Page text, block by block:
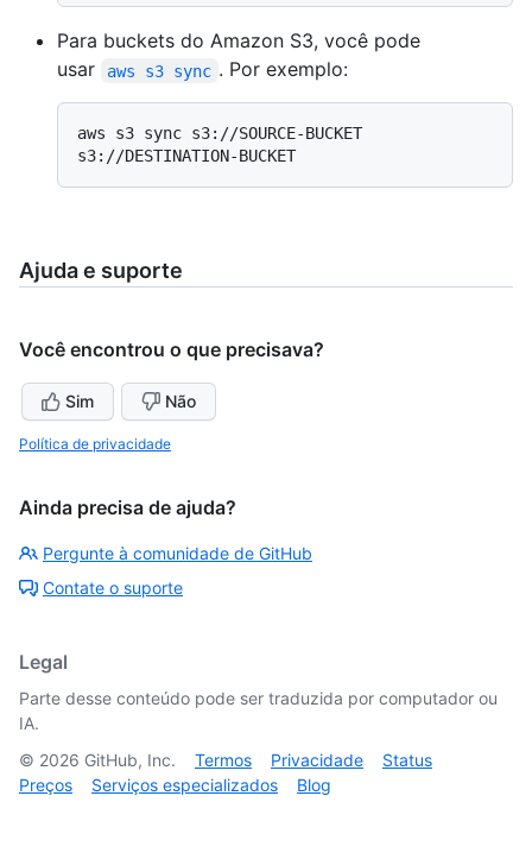
Para buckets do Amazon S3, você pode
usar
aws s3 sync . Por exemplo:
aws s3 sync s3://SOURCE-BUCKET
Ajuda e suporte
Você encontrou o que precisava?
Sim Não
Política de privacidade
Ainda precisa de ajuda?
Pergunte à comunidade de GitHub
Contate o suporte
Legal
Parte desse conteúdo pode ser traduzida por computador ou
IA.
© 2026 GitHub, Inc. Termos Privacidade
Status
Preços
Serviços especializados Blog